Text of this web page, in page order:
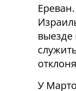
выезде
У